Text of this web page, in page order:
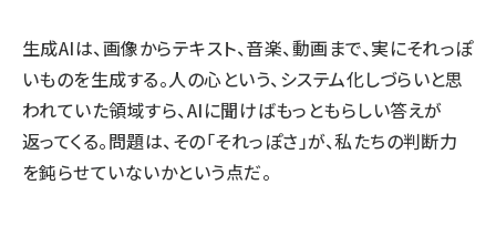
生成AIは、画像からテキスト、音楽、動画まで、実にそれっぽ
いものを生成する。人の心という、システム化しづらいと思
われていた領域すら、AIに聞けばもっともらしい答えが
返ってくる。問題は、その「それっぽさ」が、私たちの判断力
を鈍らせていないかという点だ。